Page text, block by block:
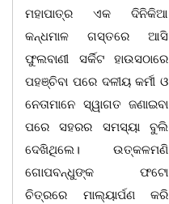
ମହାପାତ୍ର ଏକ ଦିନିକିଆ
କନ୍ଧମାଳ ଗସ୍ତରେ ଆସି
ଫୁଲବାଣୀ ସର୍କିଟ ହାଉସଠାରେ
ପହଞ୍ଚିବା ପରେ ଦଳୀୟ କର୍ମୀ ଓ
ନେତାମାନେ ସ୍ୱାଗତ ଜଣାଇବା
ପରେ ସହରର ସମସ୍ୟା ବୁଲି
ଦେଖିଥିଲେ। ଉତ୍କଳମଣି
ଗୋପବନ୍ଧୁଙ୍କ ଫଟୋ
ଚିତ୍ରରେ ମାଲ୍ୟାର୍ପଣ କରି